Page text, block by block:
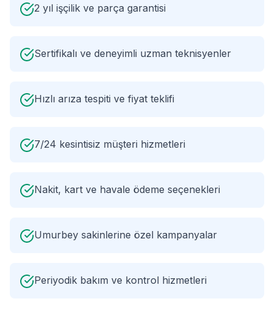
2 yıl işçilik ve parça garantisi
Sertifikalı ve deneyimli uzman teknisyenler
Hızlı arıza tespiti ve fiyat teklifi
7/24 kesintisiz müşteri hizmetleri
Nakit, kart ve havale ödeme seçenekleri
Umurbey sakinlerine özel kampanyalar
Periyodik bakım ve kontrol hizmetleri